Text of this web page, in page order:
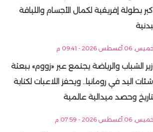
بطولة إفريقية لكمال الأجسام واللياقة
06 أغسطس 2026 - 09:41 م
الشباب والرياضة يجتمع عبر «زووم» ببعثة
اليد في رومانيا.. ويحفز اللاعبات لكتابة
وحصد ميدالية عالمية
06 أغسطس 2026 - 07:59 م